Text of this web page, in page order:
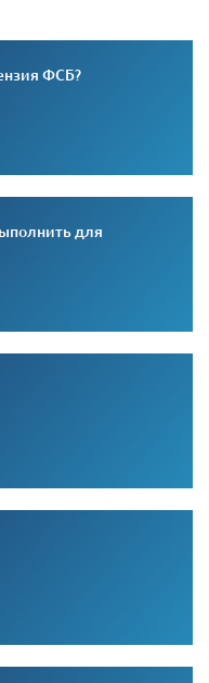
ФСБ?
для